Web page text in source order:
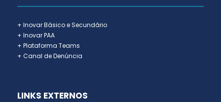
+ Inovar Básico e Secundário
+ Inovar PAA
+ Plataforma Teams
+ Canal de Denúncia
LINKS EXTERNOS